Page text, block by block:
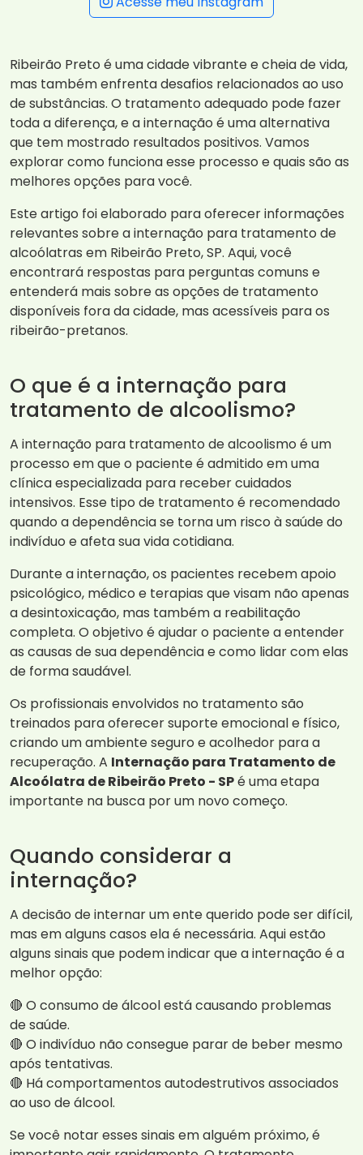
Ribeirão Preto é uma cidade vibrante e cheia de vida,
mas também enfrenta desafios relacionados ao uso
de substâncias. O tratamento adequado pode fazer
toda a diferença, e a internação é uma alternativa
que tem mostrado resultados positivos. Vamos
explorar como funciona esse processo e quais são as
melhores opções para você.
Este artigo foi elaborado para oferecer informações
relevantes sobre a internação para tratamento de
alcoólatras em Ribeirão Preto, SP. Aqui, você
encontrará respostas para perguntas comuns e
entenderá mais sobre as opções de tratamento
disponíveis fora da cidade, mas acessíveis para os
ribeirão-pretanos.
O que é a internação para
tratamento de alcoolismo?
A internação para tratamento de alcoolismo é um
processo em que o paciente é admitido em uma
clínica especializada para receber cuidados
intensivos. Esse tipo de tratamento é recomendado
quando a dependência se torna um risco à saúde do
indivíduo e afeta sua vida cotidiana.
Durante a internação, os pacientes recebem apoio
psicológico, médico e terapias que visam não apenas
a desintoxicação, mas também a reabilitação
completa. O objetivo é ajudar o paciente a entender
as causas de sua dependência e como lidar com elas
de forma saudável.
Os profissionais envolvidos no tratamento são
treinados para oferecer suporte emocional e físico,
criando um ambiente seguro e acolhedor para a
recuperação. A Internação para Tratamento de
Alcoólatra de Ribeirão Preto - SPé uma etapa
importante na busca por um novo começo.
Quando considerar a
internação?
A decisão de internar um ente querido pode ser difícil,
mas em alguns casos ela é necessária. Aqui estão
alguns sinais que podem indicar que a internação é a
melhor opção:
🔴 O consumo de álcool está causando problemas
de saúde.
🔴 O indivíduo não consegue parar de beber mesmo
após tentativas.
🔴 Há comportamentos autodestrutivos associados
ao uso de álcool.
Se você notar esses sinais em alguém próximo, é